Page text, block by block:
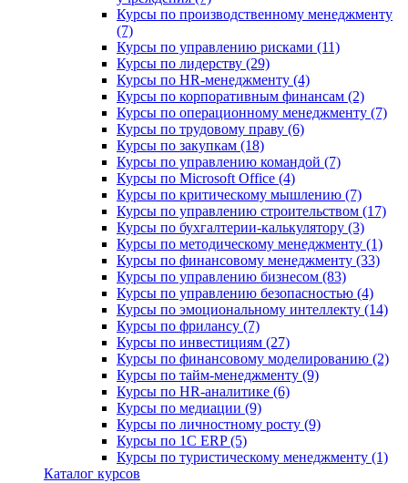
Курсы по производственному менеджменту
(7)
Курсы по управлению рисками (11)
Курсы по лидерству (29)
Курсы по HR-менеджменту (4)
Курсы по корпоративным финансам (2)
Курсы по операционному менеджменту (7)
Курсы по трудовому праву (6)
Курсы по закупкам (18)
Курсы по управлению командой (7)
Курсы по Microsoft Office (4)
Курсы по критическому мышлению (7)
Курсы по управлению строительством (17)
Курсы по бухгалтерии-калькулятору (3)
Курсы по методическому менеджменту (1)
Курсы по финансовому менеджменту (33)
Курсы по управлению бизнесом (83)
Курсы по управлению безопасностью (4)
Курсы по эмоциональному интеллекту (14)
Курсы по фрилансу (7)
Курсы по инвестициям (27)
Курсы по финансовому моделированию (2)
Курсы по тайм-менеджменту (9)
Курсы по HR-аналитике (6)
Курсы по медиации (9)
Курсы по личностному росту (9)
Курсы по 1С ERP (5)
Курсы по туристическому менеджменту (1)
Каталог курсов